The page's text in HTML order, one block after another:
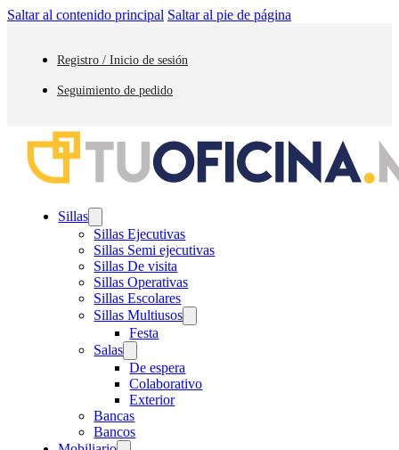
Saltar al contenido principal Saltar al pie de página
Registro / Inicio de sesión
Seguimiento de pedido
Sillas
Sillas Ejecutivas
Sillas Semi ejecutivas
Sillas De visita
Sillas Operativas
Sillas Escolares
Sillas Multiusos
Festa
Salas
De espera
Colaborativo
Exterior
Bancas
Bancos